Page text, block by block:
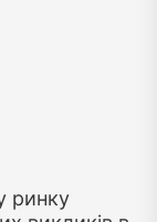
ринку